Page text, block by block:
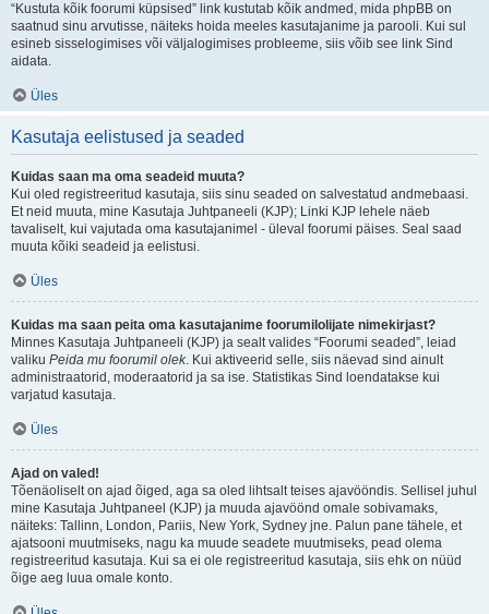
“Kustuta kõik foorumi küpsised” link kustutab kõik andmed, mida phpBB on
saatnud sinu arvutisse, näiteks hoida meeles kasutajanime ja parooli. Kui sul
esineb sisselogimises või väljalogimises probleeme, siis võib see link Sind
aidata.
Üles
Kasutaja eelistused ja seaded
Kuidas saan ma oma seadeid muuta?
Kui oled registreeritud kasutaja, siis sinu seaded on salvestatud andmebaasi.
Et neid muuta, mine Kasutaja Juhtpaneeli (KJP); Linki KJP lehele näeb
tavaliselt, kui vajutada oma kasutajanimel - üleval foorumi päises. Seal saad
muuta kõiki seadeid ja eelistusi.
Üles
Kuidas ma saan peita oma kasutajanime foorumilolijate nimekirjast?
Minnes Kasutaja Juhtpaneeli (KJP) ja sealt valides “Foorumi seaded”, leiad
valiku Peida mu foorumil olek. Kui aktiveerid selle, siis näevad sind ainult
administraatorid, moderaatorid ja sa ise. Statistikas Sind loendatakse kui
varjatud kasutaja.
Üles
Ajad on valed!
Tõenäoliselt on ajad õiged, aga sa oled lihtsalt teises ajavööndis. Sellisel juhul
mine Kasutaja Juhtpaneel (KJP) ja muuda ajavöönd omale sobivamaks,
näiteks: Tallinn, London, Pariis, New York, Sydney jne. Palun pane tähele, et
ajatsooni muutmiseks, nagu ka muude seadete muutmiseks, pead olema
registreeritud kasutaja. Kui sa ei ole registreeritud kasutaja, siis ehk on nüüd
õige aeg luua omale konto.